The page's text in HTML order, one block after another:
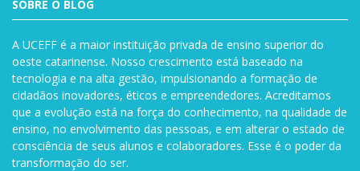
SOBRE O BLOG
A UCEFF é a maior instituição privada de ensino superior do
oeste catarinense. Nosso crescimento está baseado na
tecnologia e na alta gestão, impulsionando a formação de
cidadãos inovadores, éticos e empreendedores. Acreditamos
que a evolução está na força do conhecimento, na qualidade de
ensino, no envolvimento das pessoas, e em alterar o estado de
consciência de seus alunos e colaboradores. Esse é o poder da
transformação do ser.